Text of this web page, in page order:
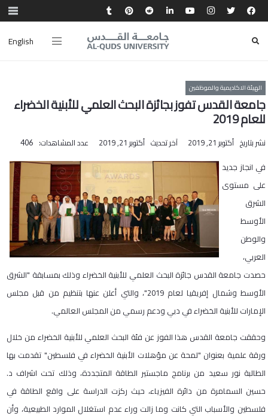
English
الهيئة الاكاديمية والموظفين
جامعة القدس تفوز بجائزة البحث العلمي للأبنية الخضراء
للعام 2019
نشر بتاريخ أكتوبر 21, 2019 آخر تحديث أكتوبر 21, 2019 عدد المشاهدات: 406
في انجاز جديد
على مستوى
الشرق
الأوسط
والوطن
العربي،
حصدت جامعة القدس جائزة البحث العلمي للأبنية الخضراء وذلك بمسابقة "الشرق
الأوسط وشمال إفريقيا لعام 2019"، والتي أعلن عنها بتنظيم من قبل مجلس
الإمارات للأبنية الخضراء في دبي ودعم رسمي من المجلس العالمي.
وحققت جامعة القدس هذا الفوز عن فئة البحث العلمي للأبنية الخضراء من خلال
ورقة علمية بعنوان "لمحة عن مؤهلات الأبنية الخضراء في فلسطين" تقدمت بها
الطالبة نور سعيد من برنامج ماجستير الطاقة المتجددة، وذلك تحت اشراف د.
حسين السمامرة من دائرة الفيزياء، حيث ركزت الدراسة على واقع الطاقة في
فلسطين والأسباب التي كانت وما زالت وراء عدم استغلال الموارد الطبيعية، وأن